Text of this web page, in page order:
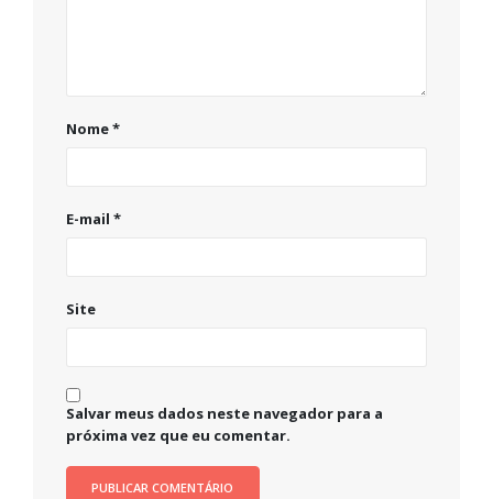
Nome*
E-mail *
Site
Salvar meus dados neste navegador para a
próxima vez que eu comentar.